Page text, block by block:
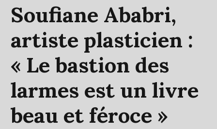
Soufiane Ababri,
artiste plasticien :
« Le bastion des
larmes est un livre
beau et féroce »